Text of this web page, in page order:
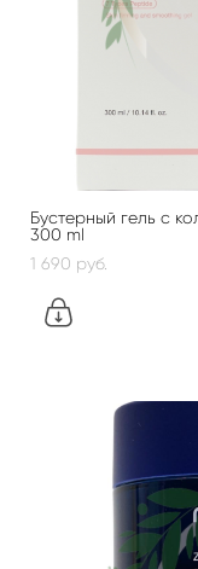
Бустерный гель с
300 ml
1 690 pуб.